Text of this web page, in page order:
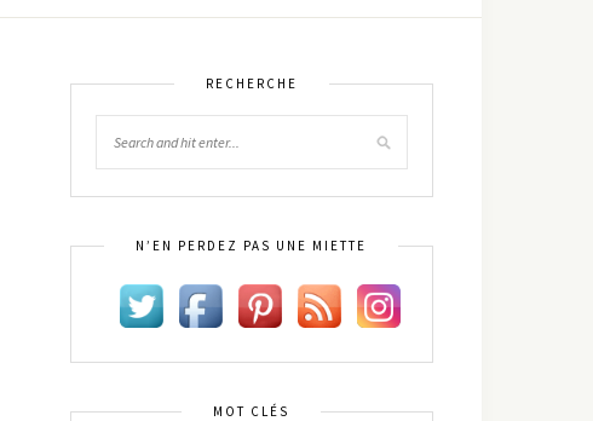
RECHERCHE
N’EN PERDEZ PAS UNE MIETTE
MOT CLÉS